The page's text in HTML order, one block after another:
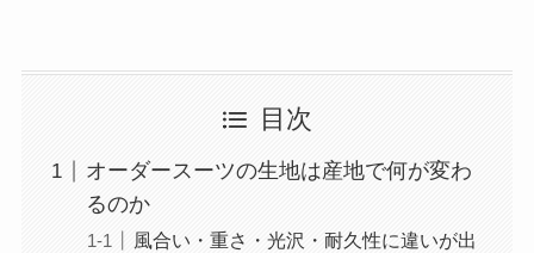
目次
オーダースーツの生地は産地で何が変わ
るのか
風合い・重さ・光沢・耐久性に違いが出